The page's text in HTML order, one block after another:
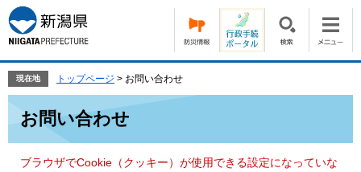
ー
ジ
の
頭
す。
ニ
ュ
ー
飛
て
現在地 トップページ > お問い合わせ
お問い合わせ
ブラウザでCookie（クッキー）が使用できる設定になっていな